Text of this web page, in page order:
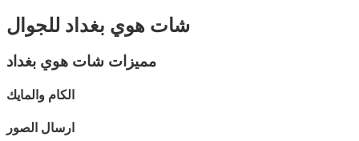
شات هوي بغداد للجوال
مميزات شات هوي بغداد
الكام والمايك
ارسال الصور